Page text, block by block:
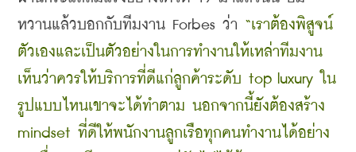
หวานแล้วบอกกับทีมงาน Forbes ว่า “เราต้องพิสูจน์
ตัวเองและเป็นตัวอย่างในการทำงานให้เหล่าทีมงาน
เห็นว่าควรให้บริการที่ดีแก่ลูกค้าระดับ top luxury ใน
รูปแบบไหนเขาจะได้ทำตาม นอกจากนี้ยังต้องสร้าง
mindset ที่ดีให้พนักงานลูกเรือทุกคนทำงานได้อย่าง